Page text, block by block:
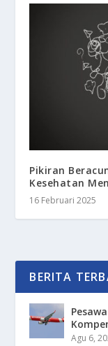
Pikiran
Kesehatan
16 Februari 2025
BERITA
Agu 6,